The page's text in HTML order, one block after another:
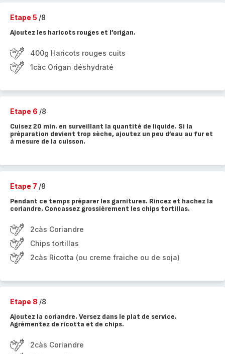
Etape 5 /8
Ajoutez les haricots rouges et l’origan.
400g Haricots rouges cuits
1càc Origan déshydraté
Etape 6 /8
Cuisez 20 min. en surveillant la quantité de liquide. Si la
préparation devient trop sèche, ajoutez un peu d’eau au fur et
à mesure de la cuisson.
Etape 7 /8
Pendant ce temps préparer les garnitures. Rincez et hachez la
coriandre. Concassez grossièrement les chips tortillas.
2càs Coriandre
Chips tortillas
2càs Ricotta (ou creme fraiche ou de soja)
Etape 8 /8
Ajoutez la coriandre. Versez dans le plat de service.
Agrémentez de ricotta et de chips.
2càs Coriandre